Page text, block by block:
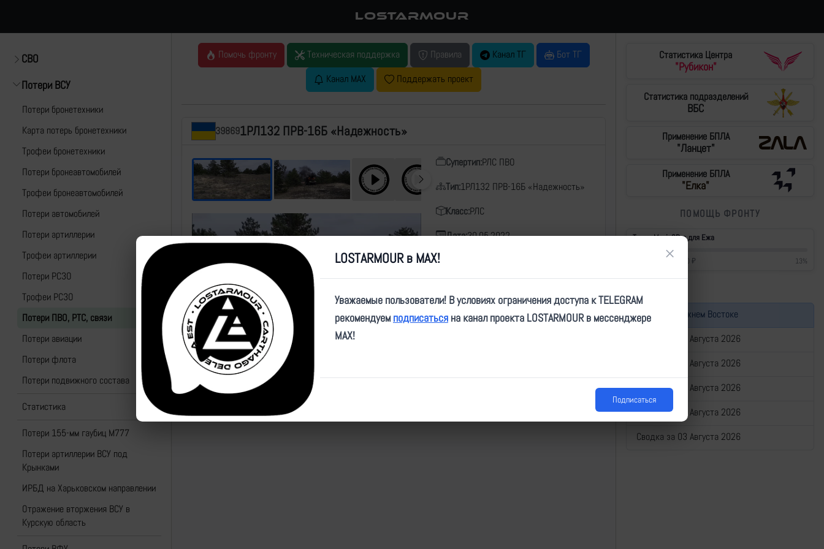
LOSTARMOUR
СВО
Потери ВСУ
Потери бронетехники
Карта потерь бронетехники
Трофеи бронетехники
Потери бронеавтомобилей
Трофеи бронеавтомобилей
Потери автомобилей
Потери артиллерии
Трофеи артиллерии
Потери РСЗО
Трофеи РСЗО
Потери ПВО, РТС, связи
Потери авиации
Потери флота
Потери подвижного состава
Статистика
Потери 155-мм гаубиц M777
Потери артиллерии ВСУ под
Крынками
ИРБД на Харьковском направлении
Отражение вторжения ВСУ в
Курскую область
Помочь фронту Техническая поддержка Правила Канал ТГ
Бот ТГ
Канал MAX
Поддержать проект
398691РЛ132 ПРВ-16Б «Надежность»
Супертип:РЛС ПВО
Тип:1РЛ132 ПРВ-16Б «Надежность»
Класс:РЛС
Дата:30.05.2022
Источники 1
https://t.me/ChDambiev/23288
Назад к списку Последнее обновление: 15.11.2025 17:26
Статистика Центра
"Рубикон"
Статистика подразделений
ВБС
Применение БПЛА
"Ланцет"
Применение БПЛА
"Елка"
ПОМОЩЬ ФРОНТУ
Тушки Mavic3Pro для Ежа
430 000 ₽ 13%
Война на Ближнем Востоке
Сводка за 07 Августа 2026
Сводка за 06 Августа 2026
Сводка за 05 Августа 2026
Сводка за 04 Августа 2026
Сводка за 03 Августа 2026
LOSTARMOUR в MAX! ×
Уважаемые пользователи! В условиях ограничения доступа к TELEGRAM
рекомендуем подписаться на канал проекта LOSTARMOUR в мессенджере
MAX!
Подписаться